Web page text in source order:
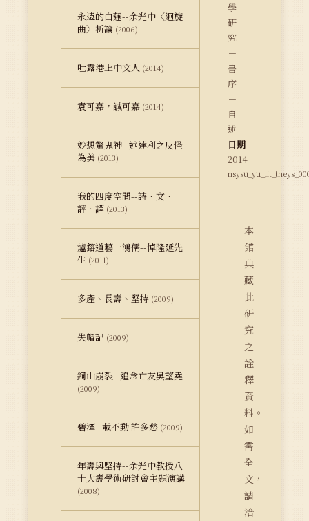
永遠的白蓮--余光中〈迴旋
曲〉析論 (2006)
吐露港上中文人 (2014)
袁可嘉，誠可嘉 (2014)
妙想驚鬼神--述達利之反怪
為美 (2013)
我的四度空間--詩．文．
評．譯 (2013)
爐鎔道藝一鴻儒--悼隆延先
生 (2011)
多產、長壽、堅持 (2009)
失帽記 (2009)
銅山崩裂--追念亡友吳望堯
(2009)
碧潭--載不動 許多愁 (2009)
年壽與堅持--余光中教授八
十大壽學術研討會主題演講
(2008)
學
研
究
－
書
序
－
自
述
日期
2014
本
館
典
藏
此
研
究
之
詮
釋
資
料。
如
需
全
文，
請
洽